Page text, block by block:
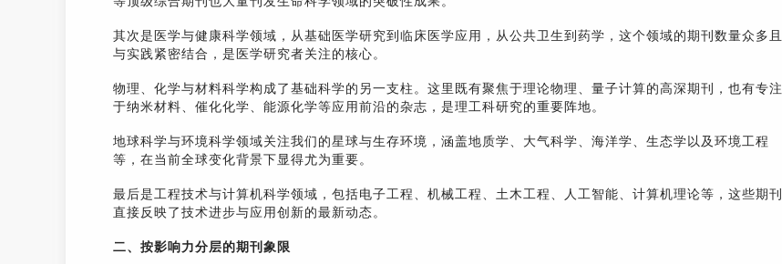
其次是医学与健康科学领域，从基础医学研究到临床医学应用，从公共卫生到药学，这个领域的期刊数量众多且
与实践紧密结合，是医学研究者关注的核心。
物理、化学与材料科学构成了基础科学的另一支柱。这里既有聚焦于理论物理、量子计算的高深期刊，也有专注
于纳米材料、催化化学、能源化学等应用前沿的杂志，是理工科研究的重要阵地。
地球科学与环境科学领域关注我们的星球与生存环境，涵盖地质学、大气科学、海洋学、生态学以及环境工程
等，在当前全球变化背景下显得尤为重要。
最后是工程技术与计算机科学领域，包括电子工程、机械工程、土木工程、人工智能、计算机理论等，这些期刊
直接反映了技术进步与应用创新的最新动态。
二、按影响力分层的期刊象限